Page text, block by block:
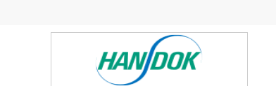
인사
오피니언